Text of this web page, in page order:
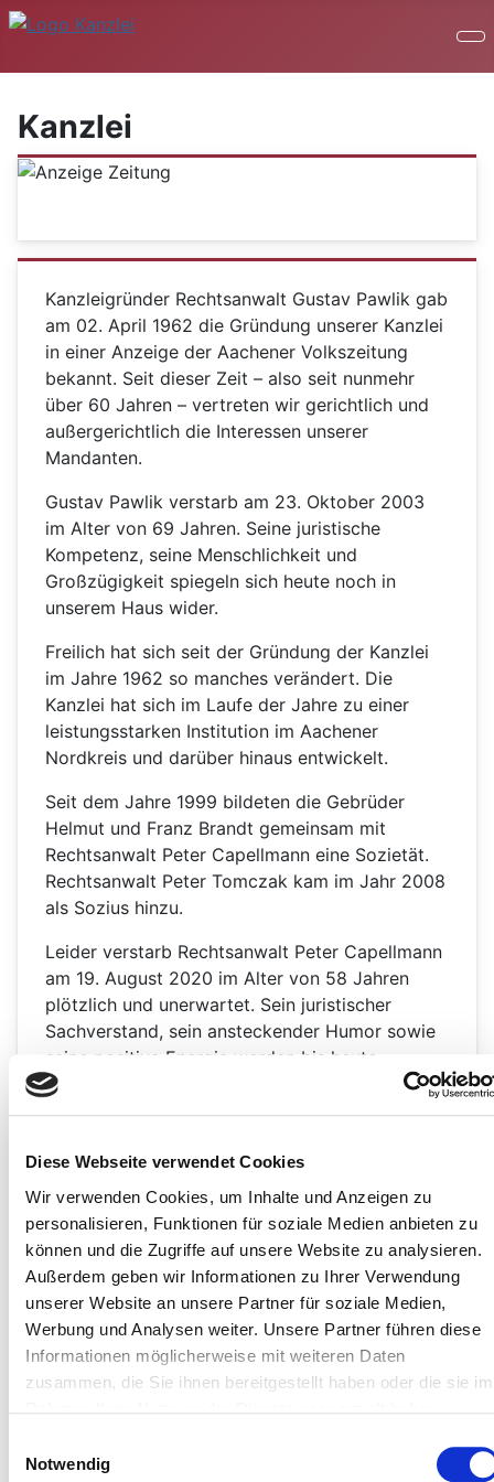
Diese Webseite verwendet Cookies
Wir verwenden Cookies, um Inhalte und Anzeigen zu
personalisieren, Funktionen für soziale Medien anbieten zu
können und die Zugriffe auf unsere Website zu analysieren.
Außerdem geben wir Informationen zu Ihrer Verwendung
unserer Website an unsere Partner für soziale Medien,
Werbung und Analysen weiter. Unsere Partner führen diese
Informationen möglicherweise mit weiteren Daten
zusammen, die Sie ihnen bereitgestellt haben oder die sie im
Notwendig
Kanzlei
Kanzleigründer Rechtsanwalt Gustav Pawlik gab
am 02. April 1962 die Gründung unserer Kanzlei
in einer Anzeige der Aachener Volkszeitung
bekannt. Seit dieser Zeit – also seit nunmehr
über 60 Jahren – vertreten wir gerichtlich und
außergerichtlich die Interessen unserer
Mandanten.
Gustav Pawlik verstarb am 23. Oktober 2003
im Alter von 69 Jahren. Seine juristische
Kompetenz, seine Menschlichkeit und
Großzügigkeit spiegeln sich heute noch in
unserem Haus wider.
Freilich hat sich seit der Gründung der Kanzlei
im Jahre 1962 so manches verändert. Die
Kanzlei hat sich im Laufe der Jahre zu einer
leistungsstarken Institution im Aachener
Nordkreis und darüber hinaus entwickelt.
Seit dem Jahre 1999 bildeten die Gebrüder
Helmut und Franz Brandt gemeinsam mit
Rechtsanwalt Peter Capellmann eine Sozietät.
Rechtsanwalt Peter Tomczak kam im Jahr 2008
als Sozius hinzu.
Leider verstarb Rechtsanwalt Peter Capellmann
am 19. August 2020 im Alter von 58 Jahren
plötzlich und unerwartet. Sein juristischer
Sachverstand, sein ansteckender Humor sowie
seine positive Energie werden bis heute
vermisst.
den Rechtsanwälten Franz Brandt und Peter
Verstärkt werden wir seit dem 01. Oktober 2022
durch Frau Rechtsanwältin Viktoria Spölgen mit
ihren besonderen Kenntnissen im Arbeits- und
Betriebsverfassungsrecht.
Rechtsanwalt Helmut Brandt ist als freier
Mitarbeiter für die Sozietät tätig.
unterstützt uns mit besonderen Kenntnissen im